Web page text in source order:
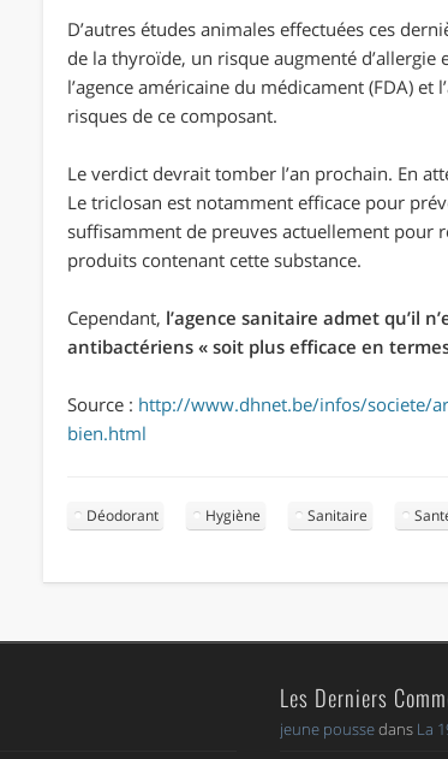
D’autres études animales effectuées ces
de la thyroïde, un risque augmenté
l’agence américaine du médicament (FDA) et
risques de ce composant.
Le verdict devrait tomber l’an prochain. En
Le triclosan est notamment efficace pour
suffisamment de preuves actuellement pour
produits contenant cette substance.
Cependant, l’agence sanitaire admet qu’il
antibactériens « soit plus efficace en
Source : http://www.dhnet.be/infos/societe/
bien.html
Déodorant Hygiène Sanitaire
Les Derniers
jeune poussedans La